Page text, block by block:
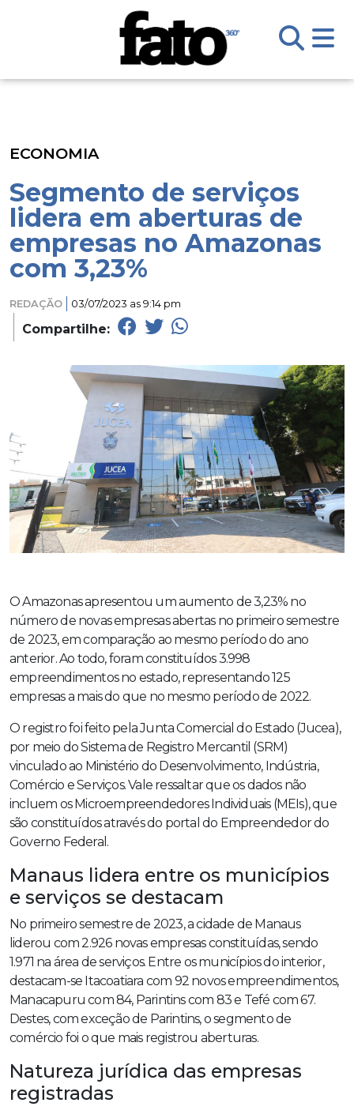
ECONOMIA
Segmento de serviços
lidera em aberturas de
empresas no Amazonas
com 3,23%
REDAÇÃO 03/07/2023 as 9:14 pm
Compartilhe:
O Amazonas apresentou um aumento de 3,23% no
número de novas empresas abertas no primeiro semestre
de 2023, em comparação ao mesmo período do ano
anterior. Ao todo, foram constituídos 3.998
empreendimentos no estado, representando 125
empresas a mais do que no mesmo período de 2022.
O registro foi feito pela Junta Comercial do Estado (Jucea),
por meio do Sistema de Registro Mercantil (SRM)
vinculado ao Ministério do Desenvolvimento, Indústria,
Comércio e Serviços. Vale ressaltar que os dados não
incluem os Microempreendedores Individuais (MEIs), que
são constituídos através do portal do Empreendedor do
Governo Federal.
Manaus lidera entre os municípios
e serviços se destacam
No primeiro semestre de 2023, a cidade de Manaus
liderou com 2.926 novas empresas constituídas, sendo
1.971 na área de serviços. Entre os municípios do interior,
destacam-se Itacoatiara com 92 novos empreendimentos,
Manacapuru com 84, Parintins com 83 e Tefé com 67.
Destes, com exceção de Parintins, o segmento de
comércio foi o que mais registrou aberturas.
Natureza jurídica das empresas
registradas